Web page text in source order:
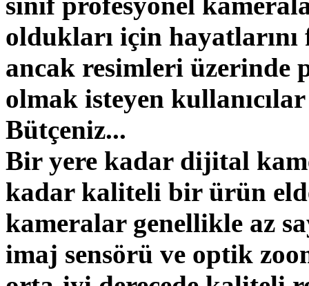
oldukları için
ancak resimleri üzerinde
olmak isteyen
Bütçeniz...
Bir yere kadar dijital
kadar kaliteli bir ürün
kameralar genellikle az
imaj sensörü ve optik